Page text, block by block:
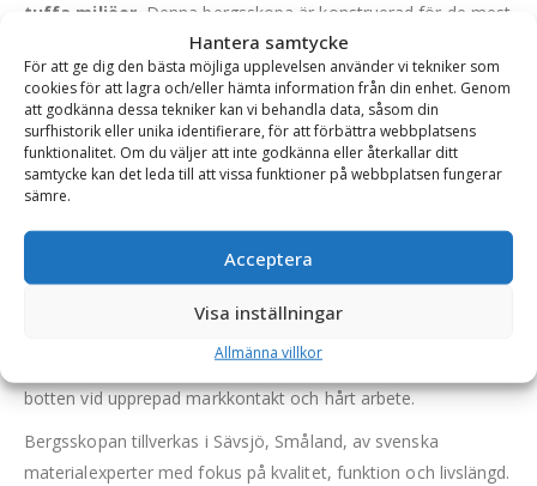
Hantera samtycke
För att ge dig den bästa möjliga upplevelsen använder vi tekniker som
cookies för att lagra och/eller hämta information från din enhet. Genom
att godkänna dessa tekniker kan vi behandla data, såsom din
surfhistorik eller unika identifierare, för att förbättra webbplatsens
funktionalitet. Om du väljer att inte godkänna eller återkallar ditt
samtycke kan det leda till att vissa funktioner på webbplatsen fungerar
sämre.
Acceptera
Visa inställningar
Allmänna villkor
tuffa miljöer. Denna bergsskopa är konstruerad för de mest
krävande uppgifterna inom stenbrott, grustag och
återvinningsanläggningar. Med sin robusta konstruktion i
Hardox 450 och sina kraftiga förstärkningar klarar skopan att
hantera sprängsten, grus, malm och annan tung, kompakt
massa med maximal effektivitet och hållbarhet.
optimerad för bergmaterial. Den levereras med trubbskär,
tänder och segment som ger förbättrad inträngning och ökad
slitstyrka. Segmenten skyddar det trubbade skäret och
förhållanden. Undertill finns slitribbor som ytterligare skyddar
botten vid upprepad markkontakt och hårt arbete.
Bergsskopan tillverkas i Sävsjö, Småland, av svenska
materialexperter med fokus på kvalitet, funktion och livslängd.